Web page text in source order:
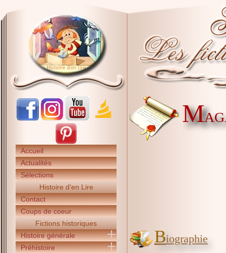
Accueil
Actualités
Sélections
Histoire d'en Lire
Contact
Coups de coeur
Fictions historiques
Histoire générale
Préhistoire
M
Biographie